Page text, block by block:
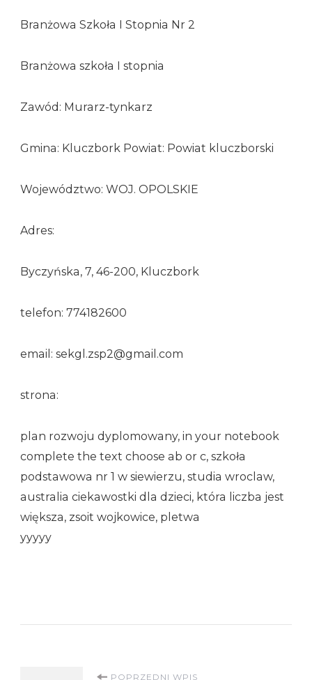
Branżowa Szkoła I Stopnia Nr 2
Branżowa szkoła I stopnia
Zawód: Murarz-tynkarz
Gmina: Kluczbork Powiat: Powiat kluczborski
Województwo: WOJ. OPOLSKIE
Adres:
Byczyńska, 7, 46-200, Kluczbork
telefon: 774182600
email: sekgl.zsp2@gmail.com
strona:
plan rozwoju dyplomowany, in your notebook
complete the text choose ab or c, szkoła
podstawowa nr 1 w siewierzu, studia wroclaw,
australia ciekawostki dla dzieci, która liczba jest
większa, zsoit wojkowice, pletwa
yyyyy
POPRZEDNI WPIS